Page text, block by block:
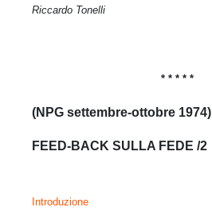
Riccardo Tonelli
* * * * *
(NPG settembre-ottobre 1974)
FEED-BACK SULLA FEDE /2
Introduzione